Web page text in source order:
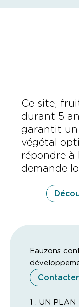
de
Ce site,
durant 5
garantit un
végétal
répondre à
demande
Eauzons
Contacter
1 . UN PLAN